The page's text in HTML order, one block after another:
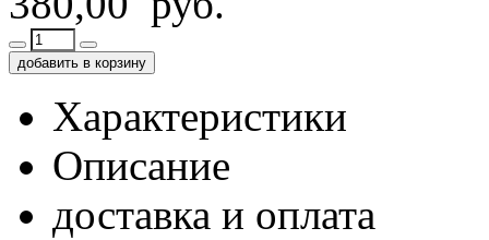
добавить в корзину
Характеристики
Описание
доставка и оплата